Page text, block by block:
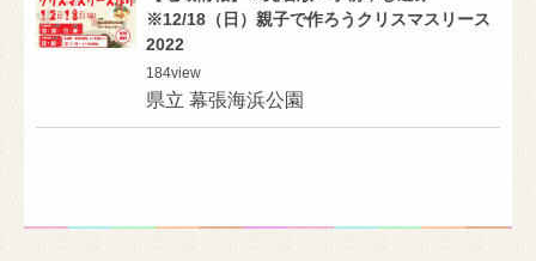
※12/18（日）親子で作ろうクリスマスリース
2022
184view
県立 幕張海浜公園